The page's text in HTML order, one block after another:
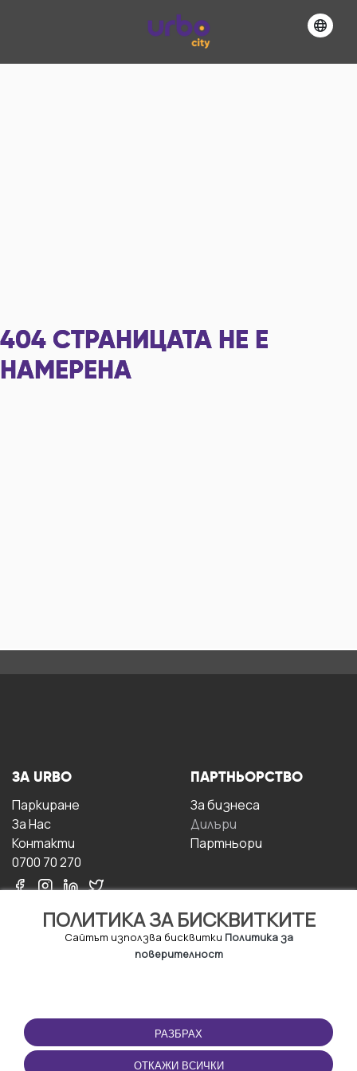
404 СТРАНИЦАТА НЕ Е
НАМЕРЕНА
ПОЛИТИКА ЗА БИСКВИТКИТЕ
Сайтът използва бисквитки Политика за
поверителност
РАЗБРАХ
ОТКАЖИ ВСИЧКИ
ЗА URBO
Паркиране
За Hас
Контакти
0700 70 270
ПАРТНЬОРСТВО
За бизнесa
Дилъри
Партньори
ПОЛЗВАНЕ
Правила и условия за
ползване
ПРИЛОЖЕНИЕТО